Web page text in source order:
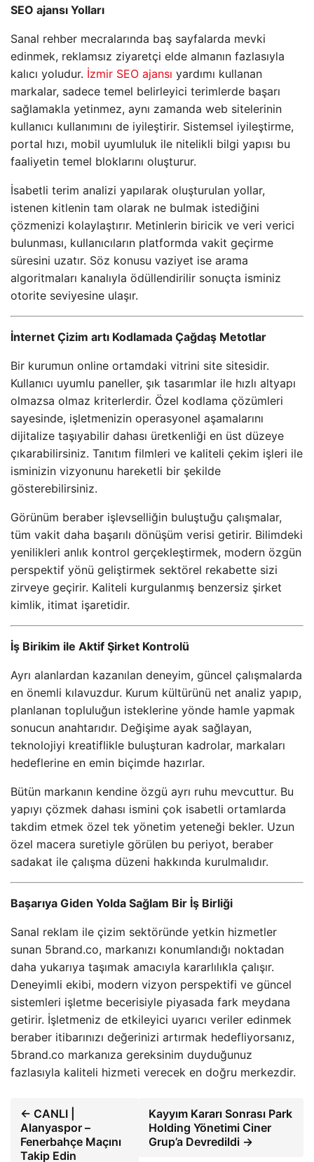
SEO ajansı Yolları
Sanal rehber mecralarında baş sayfalarda mevki
edinmek, reklamsız ziyaretçi elde almanın fazlasıyla
kalıcı yoludur. İzmir SEO ajansı yardımı kullanan
markalar, sadece temel belirleyici terimlerde başarı
sağlamakla yetinmez, aynı zamanda web sitelerinin
kullanıcı kullanımını de iyileştirir. Sistemsel iyileştirme,
portal hızı, mobil uyumluluk ile nitelikli bilgi yapısı bu
faaliyetin temel bloklarını oluşturur.
İsabetli terim analizi yapılarak oluşturulan yollar,
istenen kitlenin tam olarak ne bulmak istediğini
çözmenizi kolaylaştırır. Metinlerin biricik ve veri verici
bulunması, kullanıcıların platformda vakit geçirme
süresini uzatır. Söz konusu vaziyet ise arama
algoritmaları kanalıyla ödüllendirilir sonuçta isminiz
otorite seviyesine ulaşır.
İnternet Çizim artı Kodlamada Çağdaş Metotlar
Bir kurumun online ortamdaki vitrini site sitesidir.
Kullanıcı uyumlu paneller, şık tasarımlar ile hızlı altyapı
olmazsa olmaz kriterlerdir. Özel kodlama çözümleri
sayesinde, işletmenizin operasyonel aşamalarını
dijitalize taşıyabilir dahası üretkenliği en üst düzeye
çıkarabilirsiniz. Tanıtım filmleri ve kaliteli çekim işleri ile
isminizin vizyonunu hareketli bir şekilde
gösterebilirsiniz.
Görünüm beraber işlevselliğin buluştuğu çalışmalar,
tüm vakit daha başarılı dönüşüm verisi getirir. Bilimdeki
yenilikleri anlık kontrol gerçekleştirmek, modern özgün
perspektif yönü geliştirmek sektörel rekabette sizi
zirveye geçirir. Kaliteli kurgulanmış benzersiz şirket
kimlik, itimat işaretidir.
İş Birikim ile Aktif Şirket Kontrolü
Ayrı alanlardan kazanılan deneyim, güncel çalışmalarda
en önemli kılavuzdur. Kurum kültürünü net analiz yapıp,
planlanan topluluğun isteklerine yönde hamle yapmak
sonucun anahtarıdır. Değişime ayak sağlayan,
teknolojiyi kreatiflikle buluşturan kadrolar, markaları
hedeflerine en emin biçimde hazırlar.
Bütün markanın kendine özgü ayrı ruhu mevcuttur. Bu
yapıyı çözmek dahası ismini çok isabetli ortamlarda
takdim etmek özel tek yönetim yeteneği bekler. Uzun
özel macera suretiyle görülen bu periyot, beraber
sadakat ile çalışma düzeni hakkında kurulmalıdır.
Başarıya Giden Yolda Sağlam Bir İş Birliği
Sanal reklam ile çizim sektöründe yetkin hizmetler
sunan 5brand.co, markanızı konumlandığı noktadan
daha yukarıya taşımak amacıyla kararlılıkla çalışır.
Deneyimli ekibi, modern vizyon perspektifi ve güncel
sistemleri işletme becerisiyle piyasada fark meydana
getirir. İşletmeniz de etkileyici uyarıcı veriler edinmek
beraber itibarınızı değerinizi artırmak hedefliyorsanız,
5brand.co markanıza gereksinim duyduğunuz
fazlasıyla kaliteli hizmeti verecek en doğru merkezdir.
← CANLI |
Alanyaspor –
Fenerbahçe Maçını
Takip Edin
Kayyım Kararı Sonrası Park
Holding Yönetimi Ciner
Grup’a Devredildi →